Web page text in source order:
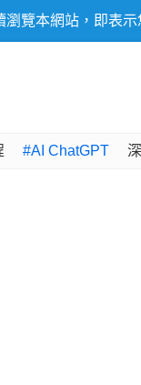
覽本網站，即表示
#AI ChatGPT